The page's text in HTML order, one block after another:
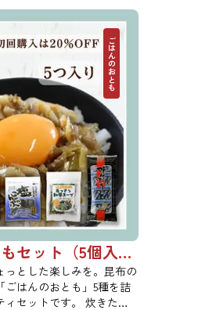
ごはんのおとも
ごはんのおともセット（5個入り）【初回購入は20％OFF】
っとした楽しみを。昆布の
ごはんのおとも」5種を詰
ィセットです。 炊きたて